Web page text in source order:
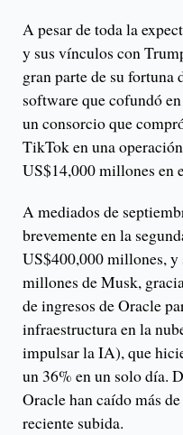
A pesar de toda la
y sus vínculos con
gran parte de su fortuna
software que cofundó
un consorcio que
TikTok en una
US$14,000 millones en
A mediados de
brevemente en la
US$400,000 millones, y
millones de Musk,
de ingresos de Oracle
infraestructura en la
impulsar la IA), que
un 36% en un solo día.
Oracle han caído más
reciente subida.